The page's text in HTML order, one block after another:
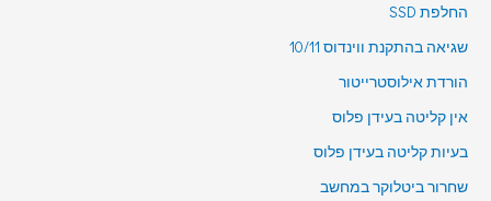
החלפת SSD
שגיאה בהתקנת ווינדוס 10/11
הורדת אילוסטרייטור
אין קליטה בעידן פלוס
בעיות קליטה בעידן פלוס
שחרור ביטלוקר במחשב